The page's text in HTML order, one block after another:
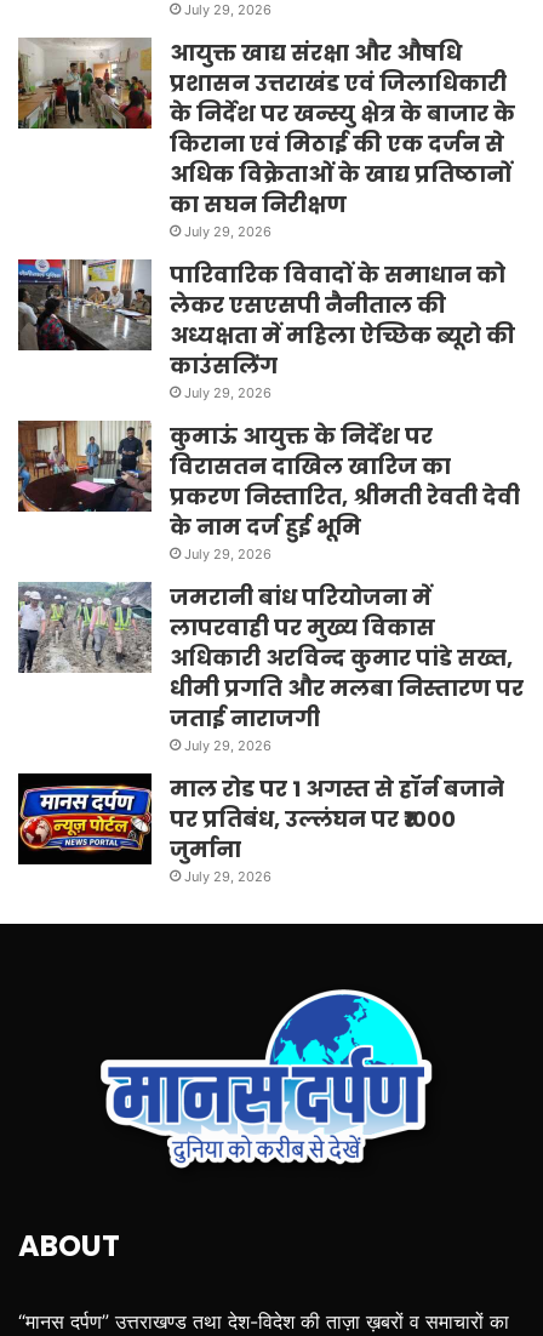
July 29, 2026
आयुक्त खाद्य संरक्षा और औषधि
प्रशासन उत्तराखंड एवं जिलाधिकारी
के निर्देश पर खन्स्यु क्षेत्र के बाजार के
किराना एवं मिठाई की एक दर्जन से
अधिक विक्रेताओं के खाद्य प्रतिष्ठानों
का सघन निरीक्षण
July 29, 2026
पारिवारिक विवादों के समाधान को
लेकर एसएसपी नैनीताल की
अध्यक्षता में महिला ऐच्छिक ब्यूरो की
काउंसलिंग
July 29, 2026
कुमाऊं आयुक्त के निर्देश पर
विरासतन दाखिल खारिज का
प्रकरण निस्तारित, श्रीमती रेवती देवी
के नाम दर्ज हुई भूमि
July 29, 2026
जमरानी बांध परियोजना में
लापरवाही पर मुख्य विकास
अधिकारी अरविन्द कुमार पांडे सख्त,
धीमी प्रगति और मलबा निस्तारण पर
जताई नाराजगी
July 29, 2026
माल रोड पर 1 अगस्त से हॉर्न बजाने
पर प्रतिबंध, उल्लंघन पर ₹1000
जुर्माना
July 29, 2026
ABOUT
“मानस दर्पण” उत्तराखण्ड तथा देश-विदेश की ताज़ा ख़बरों व समाचारों का